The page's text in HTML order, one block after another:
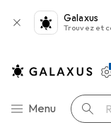
Galaxus
Trouvez et
Navigation par
Menu